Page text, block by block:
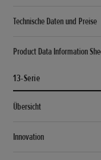
Technische Daten und Preise
Product Data Information
13-Serie
Übersicht
Innovation